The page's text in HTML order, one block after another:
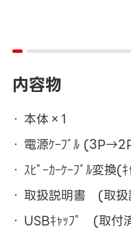
内容物
本体×1
電源ｹｰﾌﾞﾙ
ｽﾋﾟｰｶｰｹｰﾌﾞﾙ変
取扱説明書 (取扱
USBｷｬｯﾌﾟ (取付